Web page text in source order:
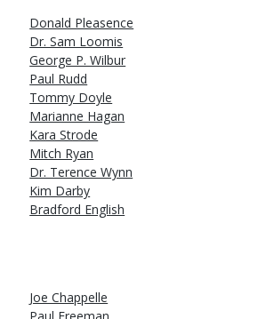
Donald Pleasence
Dr. Sam Loomis
George P. Wilbur
Paul Rudd
Tommy Doyle
Marianne Hagan
Kara Strode
Mitch Ryan
Dr. Terence Wynn
Kim Darby
Bradford English
Joe Chappelle